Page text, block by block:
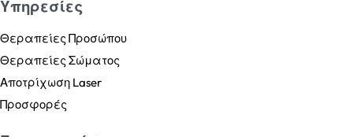
Υπηρεσίες
Θεραπείες Προσώπου
Θεραπείες Σώματος
Αποτρίχωση Laser
Προσφορές